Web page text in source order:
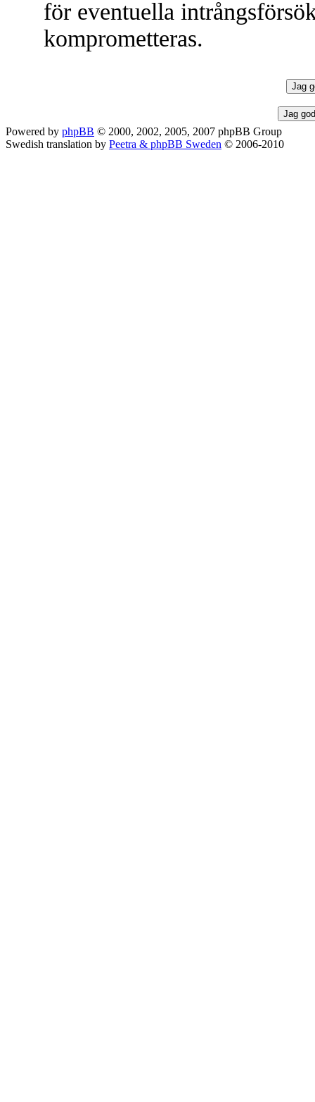
för eventuella
komprometteras.
Powered by phpBB © 2000, 2002, 2005, 2007 phpBB Group
Swedish translation by Peetra & phpBB Sweden © 2006-2010